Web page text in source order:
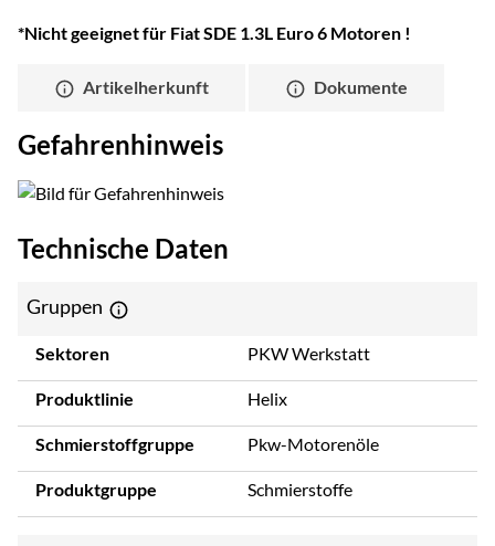
*Nicht geeignet für Fiat SDE 1.3L Euro 6 Motoren !
Artikelherkunft Dokumente
Gefahrenhinweis
Technische Daten
Gruppen
Sektoren PKW Werkstatt
Produktlinie Helix
Schmierstoffgruppe Pkw-Motorenöle
Produktgruppe Schmierstoffe